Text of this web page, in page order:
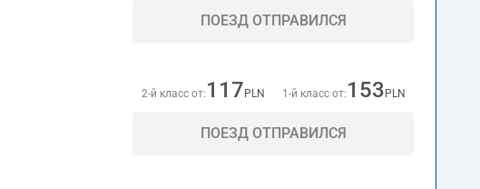
ПОЕЗД ОТПРАВИЛСЯ
2-й класс от: 117 PLN 1-й класс от: 153 PLN
ПОЕЗД ОТПРАВИЛСЯ